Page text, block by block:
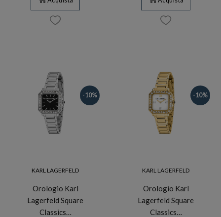
-10%
KARL LAGERFELD
Orologio Karl
Lagerfeld Square
Classics…
-10%
KARL LAGERFELD
Orologio Karl
Lagerfeld Square
Classics…